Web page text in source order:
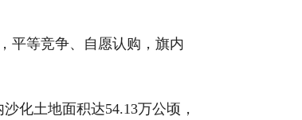
平等竞争、自愿认购，旗内
化土地面积达54.13万公顷，